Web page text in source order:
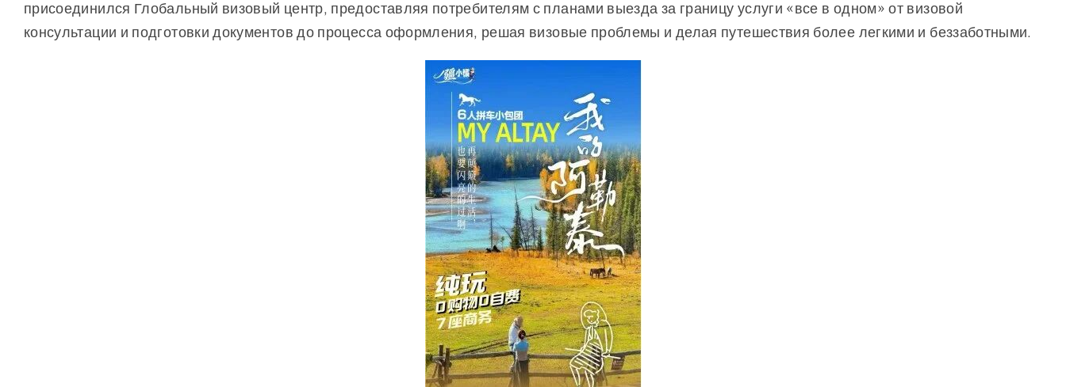
присоединился Глобальный визовый центр, предоставляя потребителям с планами выезда за границу услуги «все в одном» от визовой
консультации и подготовки документов до процесса оформления, решая визовые проблемы и делая путешествия более легкими и беззаботными.